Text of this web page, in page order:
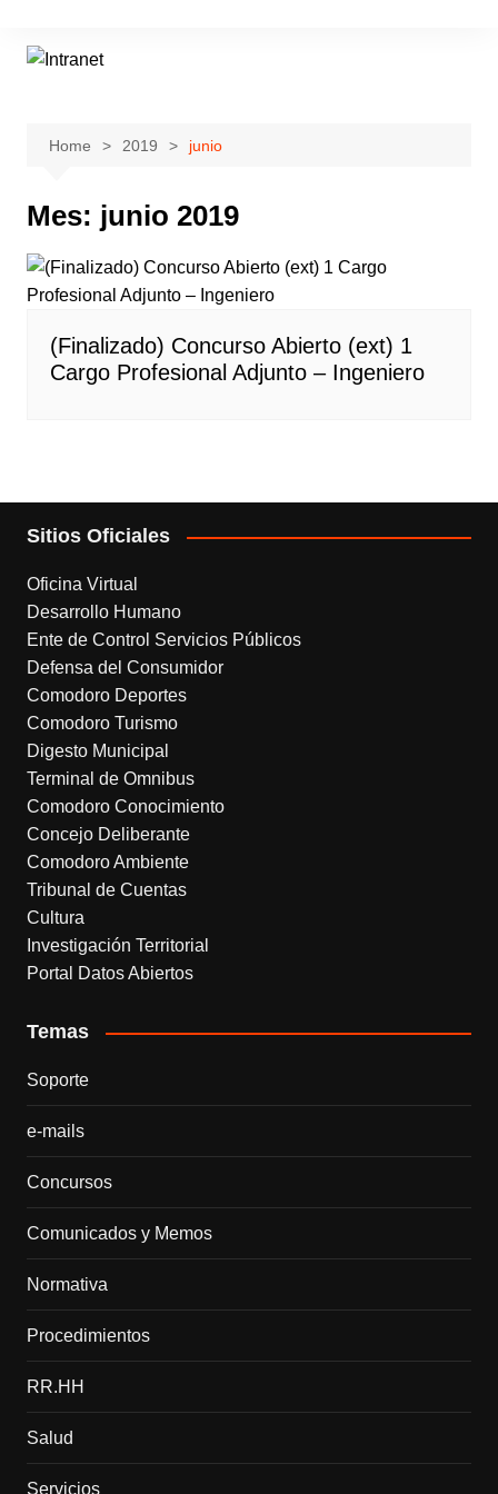
content
Home 2019 junio
Mes: junio 2019
(Finalizado) Concurso Abierto (ext) 1
Cargo Profesional Adjunto – Ingeniero
Sitios Oficiales
Oficina Virtual
Desarrollo Humano
Ente de Control Servicios Públicos
Defensa del Consumidor
Comodoro Deportes
Comodoro Turismo
Digesto Municipal
Terminal de Omnibus
Comodoro Conocimiento
Concejo Deliberante
Comodoro Ambiente
Tribunal de Cuentas
Cultura
Investigación Territorial
Portal Datos Abiertos
Temas
Soporte
e-mails
Concursos
Comunicados y Memos
Normativa
Procedimientos
RR.HH
Salud
Servicios